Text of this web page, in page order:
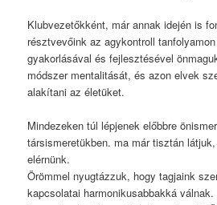
Klubvezetőkként, már annak idején is
résztvevőink az agykontroll
gyakorlásával és fejlesztésével
módszer mentalitását, és azon elvek
alakítani az életüket.
Mindezeken túl lépjenek előbbre
társismeretükben. ma már tisztán
elérnünk.
Örömmel nyugtázzuk, hogy tagjaink
kapcsolatai harmonikusabbakká válnak.